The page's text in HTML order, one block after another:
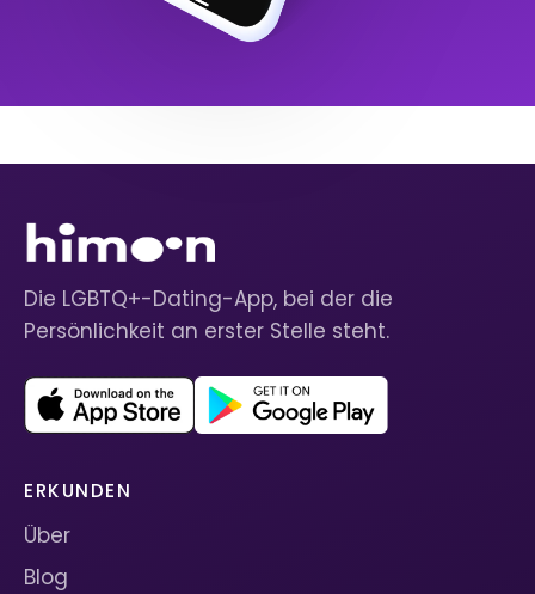
Die LGBTQ+-Dating-App, bei der die
Persönlichkeit an erster Stelle steht.
ERKUNDEN
Über
Blog